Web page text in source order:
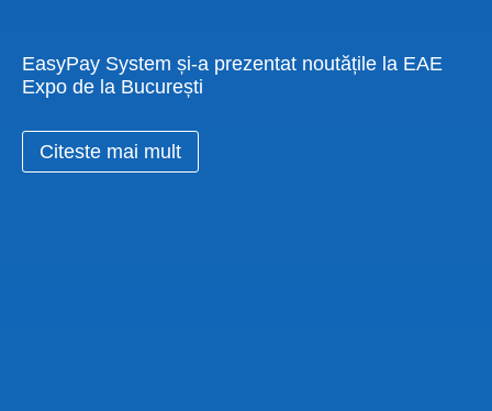
EasyPay System și-a prezentat noutățile la EAE
Expo de la București
Citeste mai mult